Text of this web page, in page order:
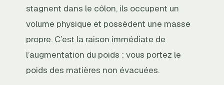
stagnent dans le côlon, ils occupent un
volume physique et possèdent une masse
propre. C’est la raison immédiate de
l’augmentation du poids : vous portez le
poids des matières non évacuées.